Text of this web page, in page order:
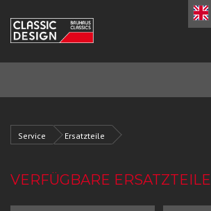
Service Ersatzteile
VERFÜGBARE ERSATZTEILE